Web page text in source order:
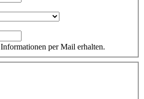
Ich möchte weitere Informationen per Mail erhalten.